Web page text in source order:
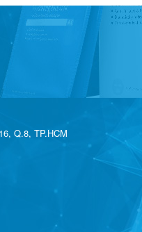
Q.8, TP.HCM